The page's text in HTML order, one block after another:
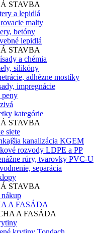
a lepidlá
malty
betóny
lepidlá
a chémia
silikóny
adhézne mostíky
impregnácie
peny
kategórie
siete
kanalizácia KGEM
rozvody LDPE a PP
rúry, tvarovky PVC-U
separácia
A FASÁDA